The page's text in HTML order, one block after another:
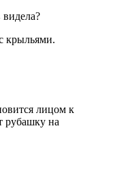
крыльями.
лицом к
рубашку на